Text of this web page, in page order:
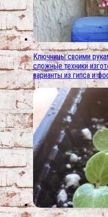
Ключницы своими
сложные техники
варианты из гипса и